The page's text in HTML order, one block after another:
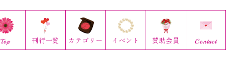
Top 刊行一覧 カテゴリー イベント 賛助会員 Contact